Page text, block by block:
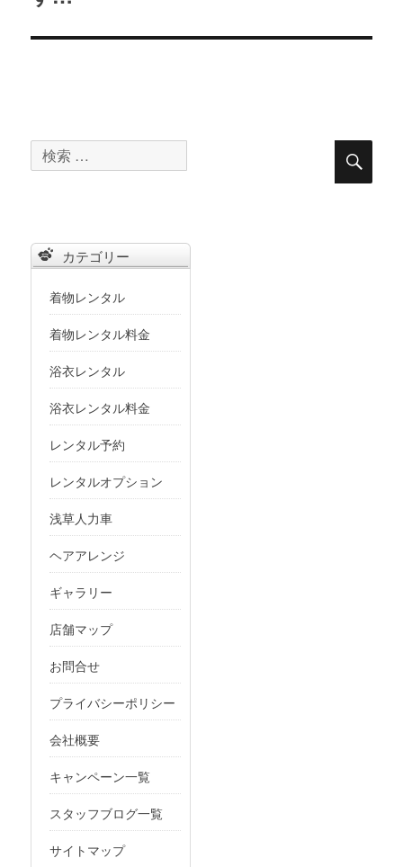
検
検
カテゴリー
着物レンタル
着物レンタル料金
浴衣レンタル
浴衣レンタル料金
レンタル予約
レンタルオプション
浅草人力車
ヘアアレンジ
ギャラリー
店舗マップ
お問合せ
プライバシーポリシー
会社概要
キャンペーン一覧
スタッフブログ一覧
サイトマップ